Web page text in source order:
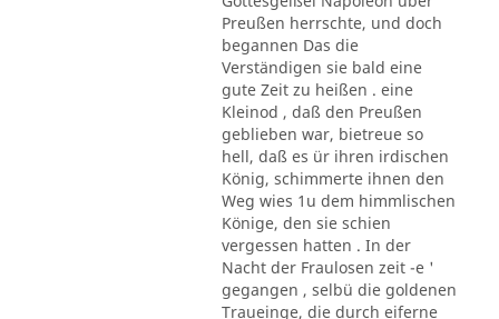
Preußen herrschte, und doch
begannen Das die
Verständigen sie bald eine
gute Zeit zu heißen . eine
Kleinod , daß den Preußen
geblieben war, bietreue so
hell, daß es ür ihren irdischen
König, schimmerte ihnen den
Weg wies 1u dem himmlischen
Könige, den sie schien
vergessen hatten . In der
Nacht der Fraulosen zeit -e '
gegangen , selbü die goldenen
Traueinge, die durch eiferne